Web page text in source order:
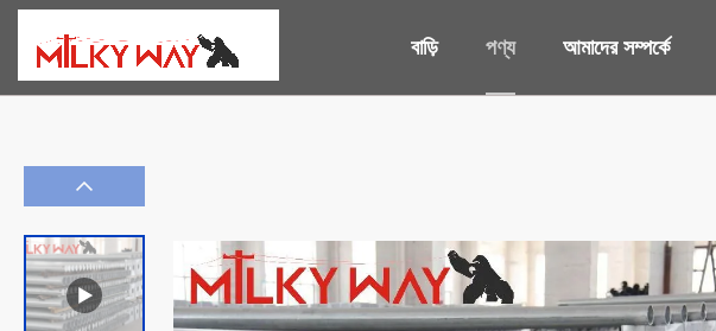
বাড়ি পণ্য আমাদের সম্পর্কে